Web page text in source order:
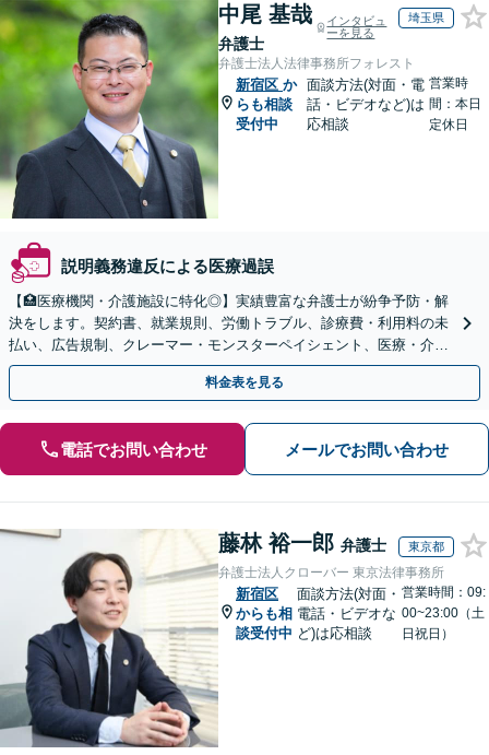
中尾 基哉
弁護士
インタビュ
ーを見る
埼玉県
弁護士法人法律事務所フォレスト
新宿区 か
らも相談
受付中
面談方法(対面・電
話・ビデオなど)は
応相談
営業時
間：本日
定休日
説明義務違反による医療過誤
【🏥医療機関・介護施設に特化◎】実績豊富な弁護士が紛争予防・解
決をします。契約書、就業規則、労働トラブル、診療費・利用料の未
払い、広告規制、クレーマー・モンスターペイシェント、医療・介護
事故などに対応【顧問契約あり】
料金表を見る
電話でお問い合わせ メールでお問い合わせ
藤林 裕一郎 弁護士 東京都
弁護士法人クローバー 東京法律事務所
新宿区
からも相
談受付中
面談方法(対面・
電話・ビデオな
ど)は応相談
営業時間：09:
00~23:00（土
日祝日）